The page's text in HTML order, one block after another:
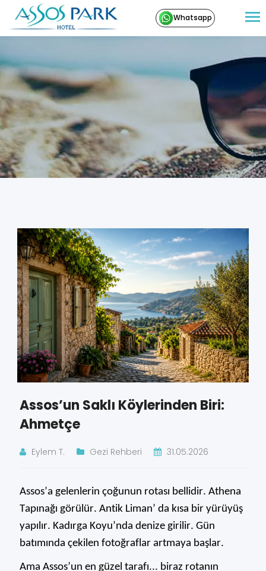
Whatsapp
Assos’un Saklı Köylerinden Biri:
Ahmetçe
Eylem T. Gezi Rehberi 31.05.2026
Assos’a gelenlerin çoğunun rotası bellidir. Athena
Tapınağı görülür. Antik Liman’ da kısa bir yürüyüş
yapılır. Kadırga Koyu’nda denize girilir. Gün
batımında çekilen fotoğraflar artmaya başlar.
Ama Assos’un en güzel tarafı... biraz rotanın